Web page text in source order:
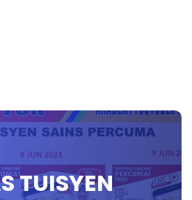
TUISYEN